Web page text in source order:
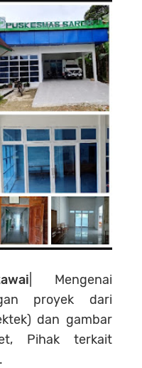
| Mengenai
proyek dari
dan gambar
Pihak terkait